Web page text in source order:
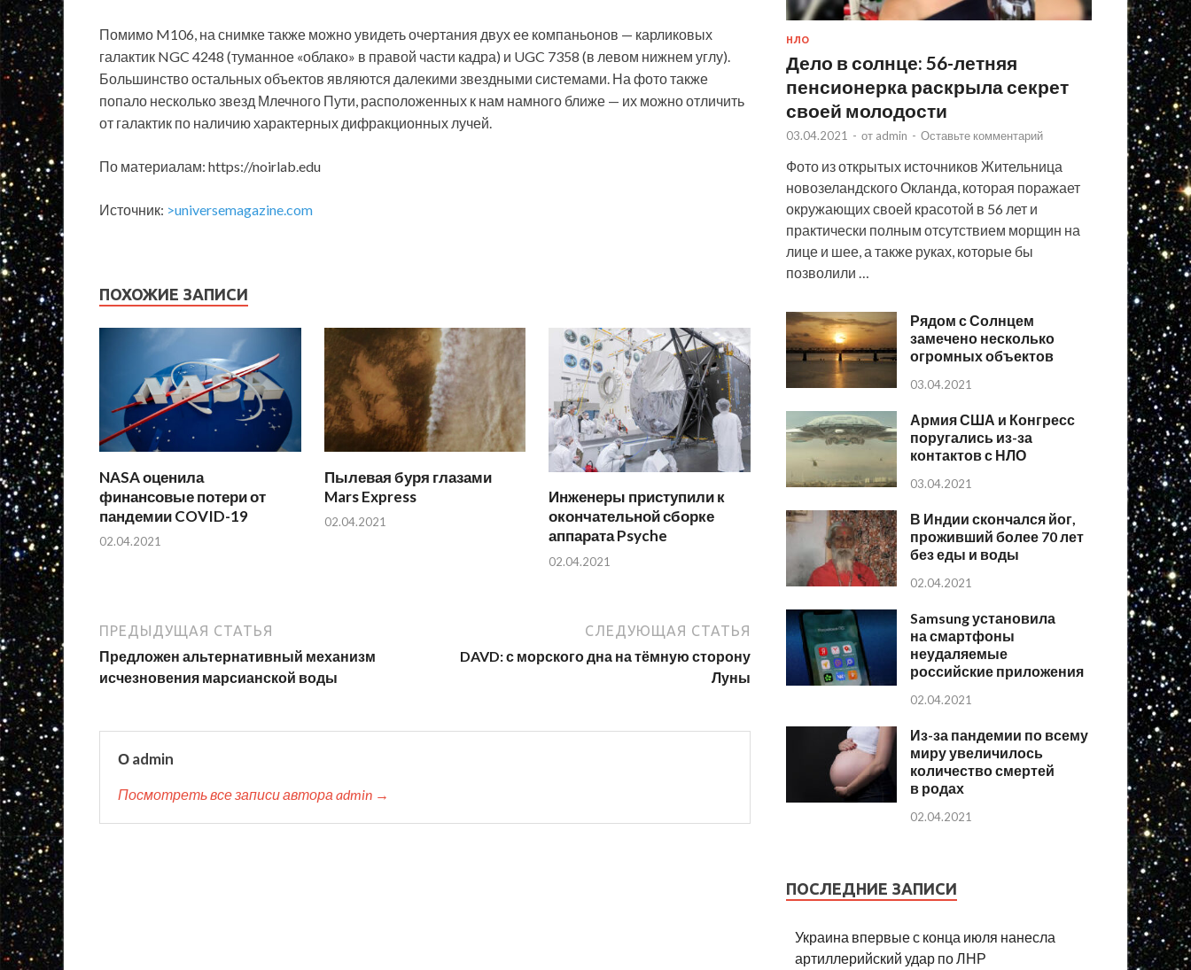
Помимо M106, на снимке также можно увидеть очертания двух ее компаньонов — карликовых
галактик NGC 4248 (туманное «облако» в правой части кадра) и UGC 7358 (в левом нижнем углу).
Большинство остальных объектов являются далекими звездными системами. На фото также
попало несколько звезд Млечного Пути, расположенных к нам намного ближе — их можно отличить
от галактик по наличию характерных дифракционных лучей.
По материалам: https://noirlab.edu
Источник: >universemagazine.com
ПОХОЖИЕ ЗАПИСИ
NASA оценила
финансовые потери от
пандемии COVID-19
02.04.2021
Пылевая буря глазами
Mars Express
02.04.2021
Инженеры приступили к
окончательной сборке
аппарата Psyche
02.04.2021
ПРЕДЫДУЩАЯ СТАТЬЯ
Предложен альтернативный механизм
исчезновения марсианской воды
СЛЕДУЮЩАЯ СТАТЬЯ
DAVD: с морского дна на тёмную сторону
Луны
О admin
Посмотреть все записи автора admin →
НЛО
Дело в солнце: 56-летняя
пенсионерка раскрыла секрет
своей молодости
03.04.2021 - от admin - Оставьте комментарий
Фото из открытых источников Жительница
новозеландского Окланда, которая поражает
окружающих своей красотой в 56 лет и
практически полным отсутствием морщин на
лице и шее, а также руках, которые бы
позволили …
Рядом с Солнцем
замечено несколько
огромных объектов
03.04.2021
Армия США и Конгресс
поругались из-за
контактов с НЛО
03.04.2021
В Индии скончался йог,
проживший более 70 лет
без еды и воды
02.04.2021
Samsung установила
на смартфоны
неудаляемые
российские приложения
02.04.2021
Из-за пандемии по всему
миру увеличилось
количество смертей
в родах
02.04.2021
ПОСЛЕДНИЕ ЗАПИСИ
Украина впервые с конца июля нанесла
артиллерийский удар по ЛНР